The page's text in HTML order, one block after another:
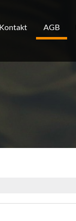
Kontakt AGB